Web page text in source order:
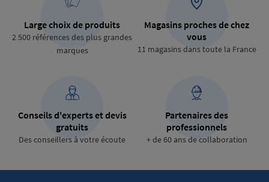
Large choix de produits
2 500 références des plus grandes
marques
Magasins proches de chez
vous
11 magasins dans toute la France
Conseils d'experts et devis
gratuits
Des conseillers à votre écoute
Partenaires des
professionnels
+ de 60 ans de collaboration